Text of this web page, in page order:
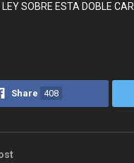
LEY SOBRE ESTA DOBLE
Share 408